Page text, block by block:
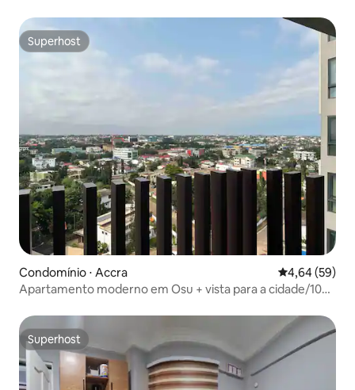
Superhost
Superhost
Condomínio ⋅ Accra 4,64 de uma
4,64 (59)
Apartamento moderno em Osu + vista para a cidade/10
Superhost
Superhost